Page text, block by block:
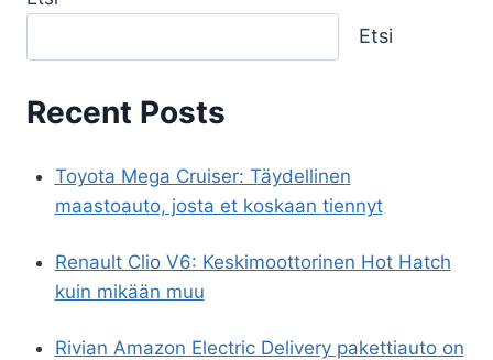
Etsi
Recent Posts
Toyota Mega Cruiser: Täydellinen
maastoauto, josta et koskaan tiennyt
Renault Clio V6: Keskimoottorinen Hot Hatch
kuin mikään muu
Rivian Amazon Electric Delivery pakettiauto on